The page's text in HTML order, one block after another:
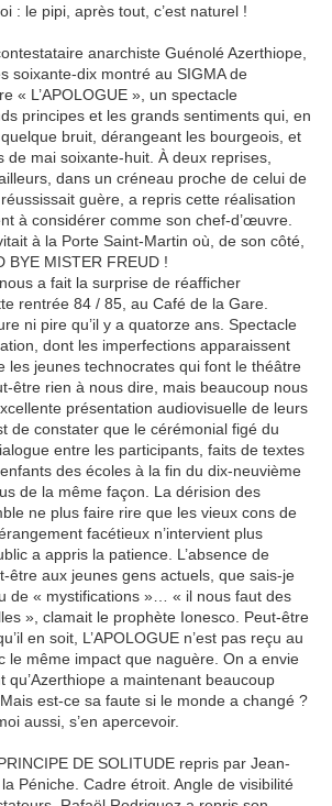
: le pipi, après tout, c’est naturel !
anarchiste Guénolé Azerthiope,
soixante-dix montré au SIGMA de
« L’APOLOGUE », un spectacle
principes et les grands sentiments qui, en
bruit, dérangeant les bourgeois, et
de mai soixante-huit. À deux reprises,
dans un créneau proche de celui de
guère, a repris cette réalisation
à considérer comme son chef-d’œuvre.
à la Porte Saint-Martin où, de son côté,
BYE MISTER FREUD !
a fait la surprise de réafficher
rentrée 84 / 85, au Café de la Gare.
ni pire qu’il y a quatorze ans. Spectacle
dont les imperfections apparaissent
les jeunes technocrates qui font le théâtre
être rien à nous dire, mais beaucoup nous
présentation audiovisuelle de leurs
de constater que le cérémonial figé du
entre les participants, faits de textes
des écoles à la fin du dix-neuvième
de la même façon. La dérision des
ne plus faire rire que les vieux cons de
facétieux n’intervient plus
a appris la patience. L’absence de
être aux jeunes gens actuels, que sais-je
de « mystifications »… « il nous faut des
», clamait le prophète Ionesco. Peut-être
en soit, L’APOLOGUE n’est pas reçu au
le même impact que naguère. On a envie
qu’Azerthiope a maintenant beaucoup
est-ce sa faute si le monde a changé ?
aussi, s’en apercevoir.
DE SOLITUDE repris par Jean-
Péniche. Cadre étroit. Angle de visibilité